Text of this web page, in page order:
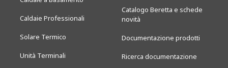
Caldaie Professionali
Solare Termico
Unità Terminali
Catalogo Beretta e schede
novità
Documentazione prodotti
Ricerca documentazione